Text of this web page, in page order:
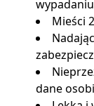
biurze,
3
Mieści